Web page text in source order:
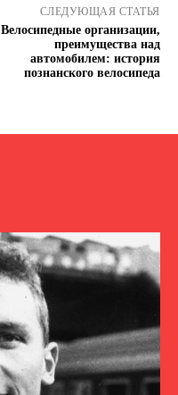
СЛЕДУЮЩАЯ СТАТЬЯ
Велосипедные организации,
преимущества над
автомобилем: история
познанского велосипеда